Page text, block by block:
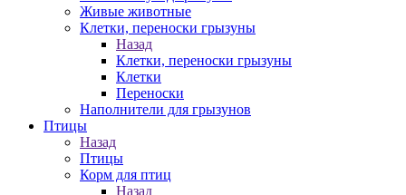
Живые животные
Клетки, переноски грызуны
Назад
Клетки, переноски грызуны
Клетки
Переноски
Наполнители для грызунов
Птицы
Назад
Птицы
Корм для птиц
Назад